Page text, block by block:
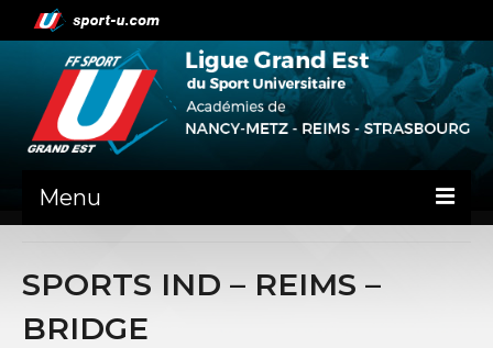
Menu
PRÉSENTATION
SPORTS IND – REIMS –
BRIDGE